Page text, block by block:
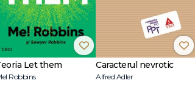
Let them
Robbins
Caracterul nevrotic
Alfred Adler